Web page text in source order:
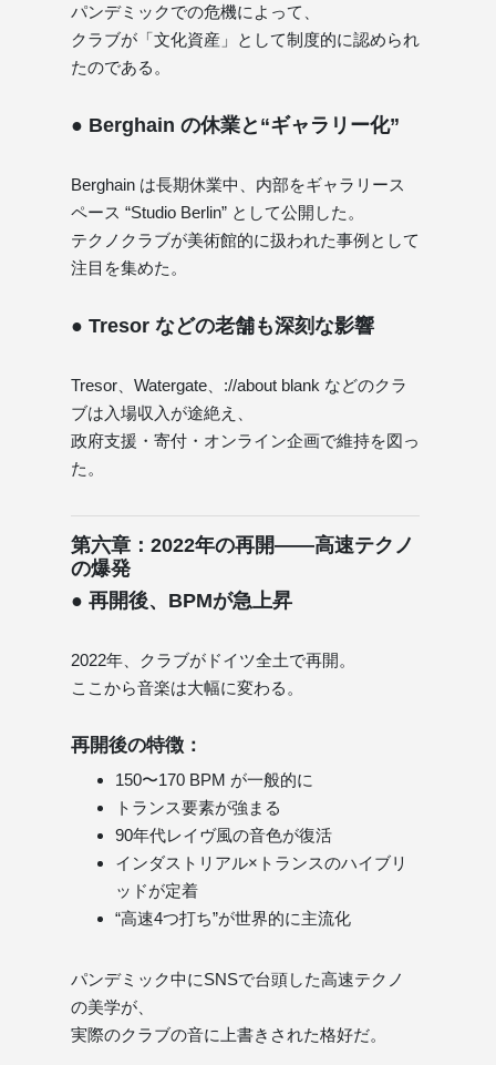
パンデミックでの危機によって、
クラブが「文化資産」として制度的に認められ
たのである。
● Berghain の休業と“ギャラリー化”
Berghain は長期休業中、内部をギャラリース
ペース “Studio Berlin” として公開した。
テクノクラブが美術館的に扱われた事例として
注目を集めた。
● Tresor などの老舗も深刻な影響
Tresor、Watergate、://about blank などのクラ
ブは入場収入が途絶え、
政府支援・寄付・オンライン企画で維持を図っ
た。
第六章：2022年の再開――高速テクノ
の爆発
● 再開後、BPMが急上昇
2022年、クラブがドイツ全土で再開。
ここから音楽は大幅に変わる。
再開後の特徴：
150〜170 BPM が一般的に
トランス要素が強まる
90年代レイヴ風の音色が復活
インダストリアル×トランスのハイブリ
ッドが定着
“高速4つ打ち”が世界的に主流化
パンデミック中にSNSで台頭した高速テクノ
の美学が、
実際のクラブの音に上書きされた格好だ。